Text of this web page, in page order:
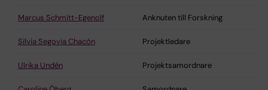
Marcus Schmitt-Egenolf Anknuten till Forskning
Silvia Segovia Chacón Projektledare
Ulrika Undén Projektsamordnare